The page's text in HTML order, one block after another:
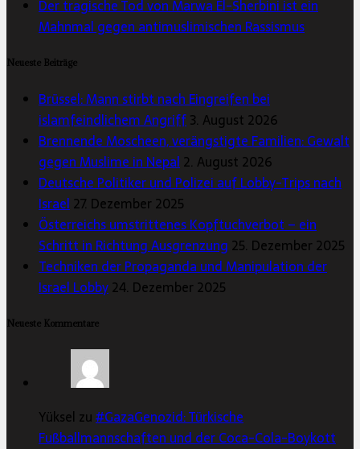
Der tragische Tod von Marwa El-Sherbini ist ein
Mahnmal gegen antimuslimischen Rassismus
Neueste Beiträge
Brüssel: Mann stirbt nach Eingreifen bei
islamfeindlichem Angriff3. August 2026
Brennende Moscheen, verängstigte Familien: Gewalt
gegen Muslime in Nepal 2. August 2026
Deutsche Politiker und Polizei auf Lobby-Trips nach
Israel 27. Dezember 2025
Österreichs umstrittenes Kopftuchverbot – ein
Schritt in Richtung Ausgrenzung 25. Dezember 2025
Techniken der Propaganda und Manipulation der
Israel Lobby24. Dezember 2025
Neueste Kommentare
Yüksel zu#GazaGenozid: Türkische
Fußballmannschaften und der Coca-Cola-Boykott